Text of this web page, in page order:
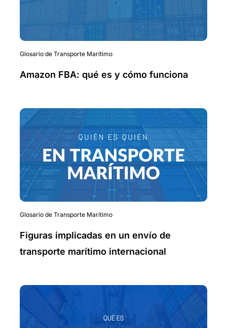
Glosario de Transporte Marítimo
Amazon FBA: qué es y cómo funciona
Glosario de Transporte Marítimo
Figuras implicadas en un envío de
transporte marítimo internacional